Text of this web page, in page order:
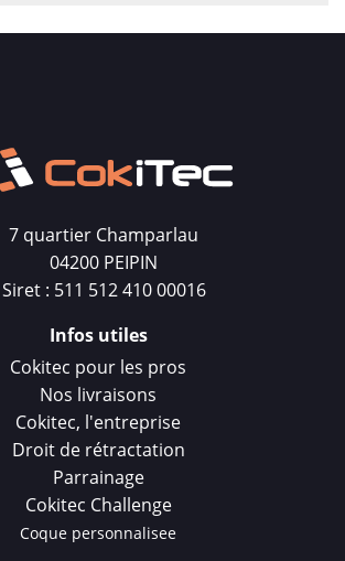
7 quartier Champarlau
04200 PEIPIN
Siret : 511 512 410 00016
Infos utiles
Cokitec pour les pros
Nos livraisons
Cokitec, l'entreprise
Droit de rétractation
Parrainage
Cokitec Challenge
Coque personnalisee